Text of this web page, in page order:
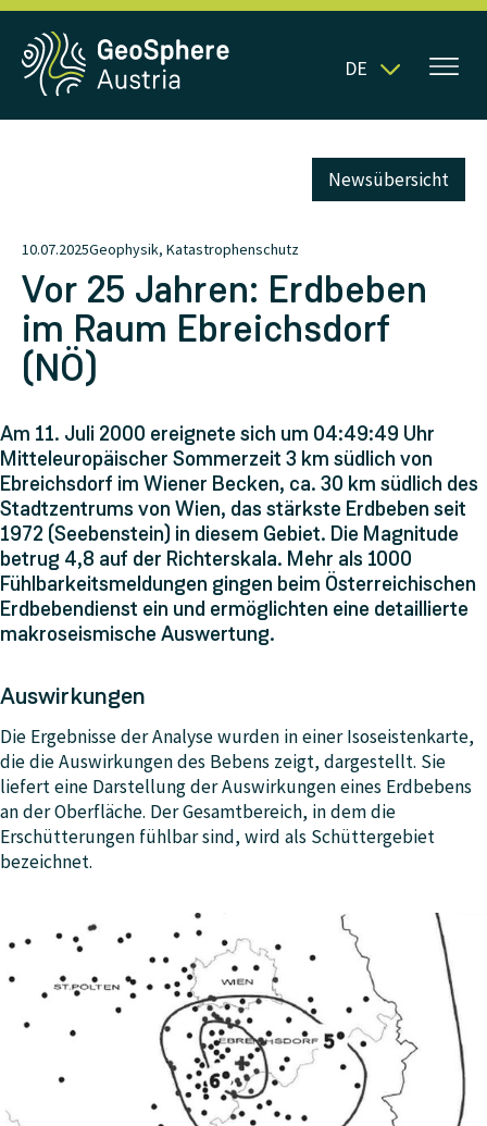
DE
10.07.2025Geophysik, Katastrophenschutz
Newsübersicht
Vor 25 Jahren: Erdbeben
im Raum Ebreichsdorf
(NÖ)
Am 11. Juli 2000 ereignete sich um 04:49:49 Uhr
Mitteleuropäischer Sommerzeit 3 km südlich von
Ebreichsdorf im Wiener Becken, ca. 30 km südlich des
Stadtzentrums von Wien, das stärkste Erdbeben seit
1972 (Seebenstein) in diesem Gebiet. Die Magnitude
betrug 4,8 auf der Richterskala. Mehr als 1000
Fühlbarkeitsmeldungen gingen beim Österreichischen
Erdbebendienst ein und ermöglichten eine detaillierte
makroseismische Auswertung.
Auswirkungen
Die Ergebnisse der Analyse wurden in einer Isoseistenkarte,
die die Auswirkungen des Bebens zeigt, dargestellt. Sie
liefert eine Darstellung der Auswirkungen eines Erdbebens
an der Oberfläche. Der Gesamtbereich, in dem die
Erschütterungen fühlbar sind, wird als Schüttergebiet
bezeichnet.